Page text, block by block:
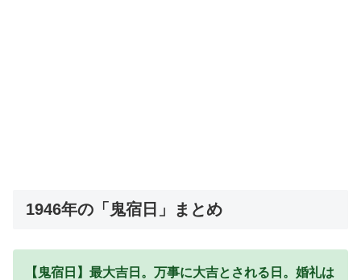
1946年の「鬼宿日」まとめ
【鬼宿日】最大吉日。万事に大吉とされる日。婚礼は